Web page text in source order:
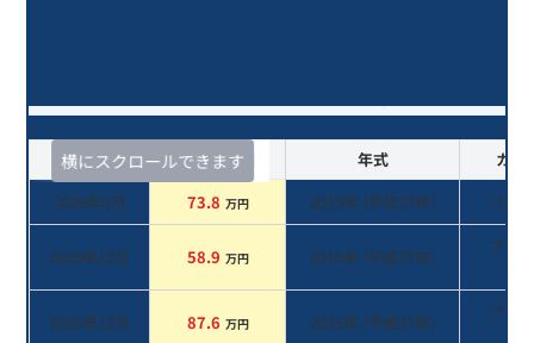
横にスクロールできます
査定時期 セルカ実績 年式
カラ
2026年8月
73.8 万円 2015年 (平成27年) パール
2025年12月 58.9 万円 2015年 (平成27年)
ブラ
2025年12月 87.6 万円 2015年 (平成27年)
ブラ